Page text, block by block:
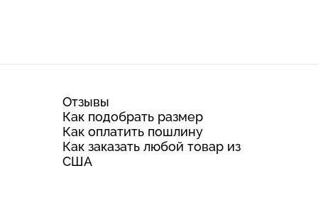
Отзывы
Как подобрать размер
Как оплатить пошлину
Как заказать любой товар из
США